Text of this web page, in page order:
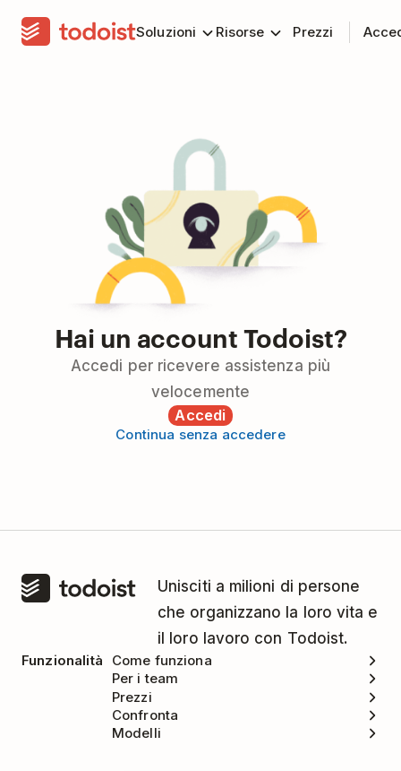
Soluzioni Risorse Prezzi
Hai un account Todoist?
Accedi per ricevere assistenza più
velocemente
Accedi
Continua senza accedere
Unisciti a milioni di persone
che organizzano la loro vita e
il loro lavoro con Todoist.
Funzionalità
Come funziona
Per i team
Prezzi
Confronta
Modelli